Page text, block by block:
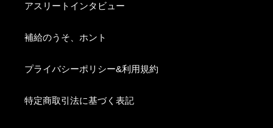
アスリートインタビュー
補給のうそ、ホント
プライバシーポリシー&利用規約
特定商取引法に基づく表記